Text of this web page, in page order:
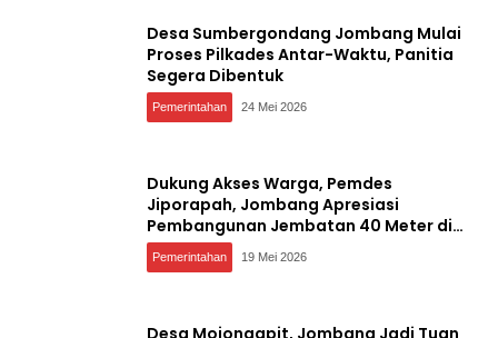
Desa Sumbergondang Jombang Mulai
Proses Pilkades Antar-Waktu, Panitia
Segera Dibentuk
Pemerintahan 24 Mei 2026
Dukung Akses Warga, Pemdes
Jiporapah, Jombang Apresiasi
Pembangunan Jembatan 40 Meter di
Kedungdendeng
Pemerintahan 19 Mei 2026
Desa Mojongapit, Jombang Jadi Tuan